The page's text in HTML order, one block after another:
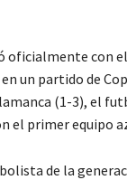
oficialmente con
un partido de
(1-3), el
el primer equipo
de la